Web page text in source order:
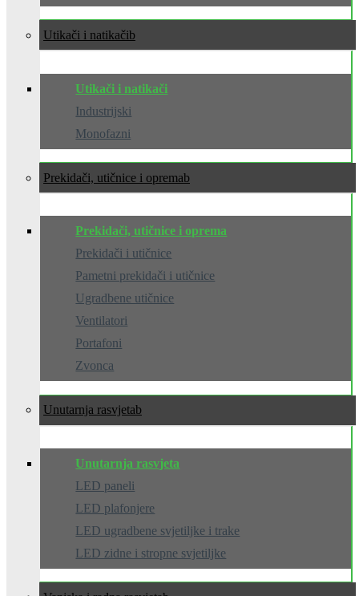
Utikači i natikači
Utikači i natikači
Industrijski
Monofazni
Prekidači, utičnice i oprema
Prekidači, utičnice i oprema
Prekidači i utičnice
Pametni prekidači i utičnice
Ugradbene utičnice
Ventilatori
Portafoni
Zvonca
Unutarnja rasvjeta
Unutarnja rasvjeta
LED paneli
LED plafonjere
LED ugradbene svjetiljke i trake
LED zidne i stropne svjetiljke